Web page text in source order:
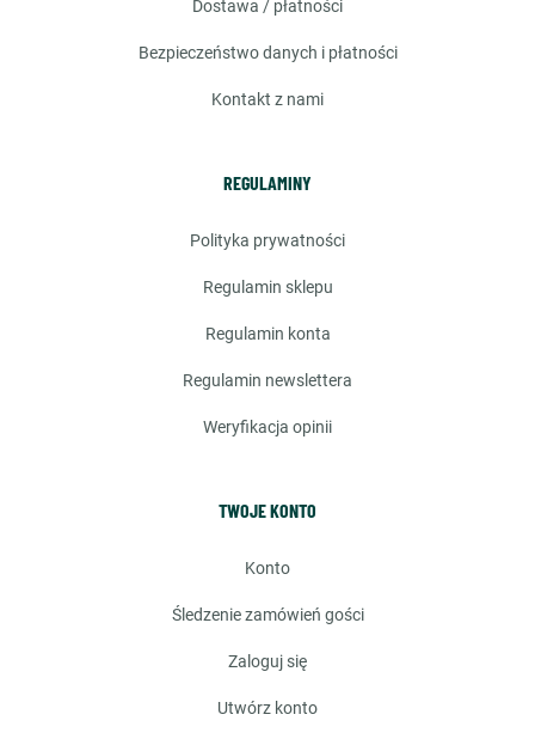
dostawa / płatności
bezpieczeństwo danych i płatności
kontakt z nami
REGULAMINY
polityka prywatności
regulamin sklepu
regulamin konta
regulamin newslettera
weryfikacja opinii
TWOJE KONTO
konto
śledzenie zamówień gości
zaloguj się
utwórz konto